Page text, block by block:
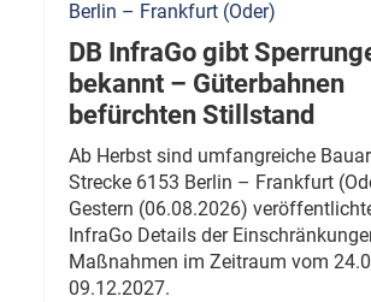
Berlin – Frankfurt (Oder)
DB InfraGo gibt
bekannt – Güterbahnen
befürchten Stillstand
Ab Herbst sind umfangreiche
Strecke 6153 Berlin – Frankfurt
Gestern (06.08.2026)
InfraGo Details der
Maßnahmen im Zeitraum vom
09.12.2027.